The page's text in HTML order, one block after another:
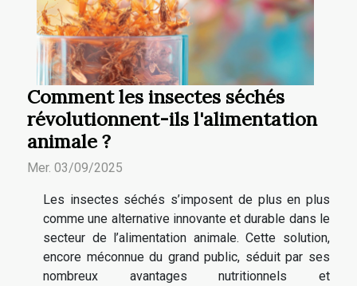
Comment les insectes séchés
révolutionnent-ils l'alimentation
animale ?
Mer. 03/09/2025
Les insectes séchés s’imposent de plus en plus
comme une alternative innovante et durable dans le
secteur de l’alimentation animale. Cette solution,
encore méconnue du grand public, séduit par ses
nombreux avantages nutritionnels et